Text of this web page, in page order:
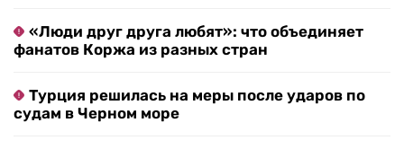
«Люди друг друга любят»: что объединяет
фанатов Коржа из разных стран
Турция решилась на меры после ударов по
судам в Черном море